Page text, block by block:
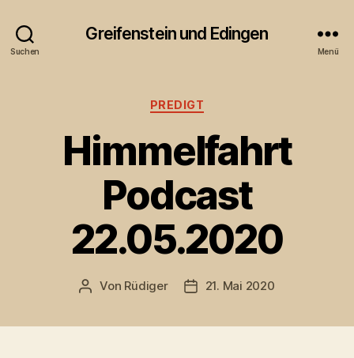
Suchen
Greifenstein und Edingen
Menü
Kategorien
PREDIGT
Himmelfahrt
Podcast
22.05.2020
Beitragsautor
Von Rüdiger Veröffentlichungsdatum
21. Mai 2020